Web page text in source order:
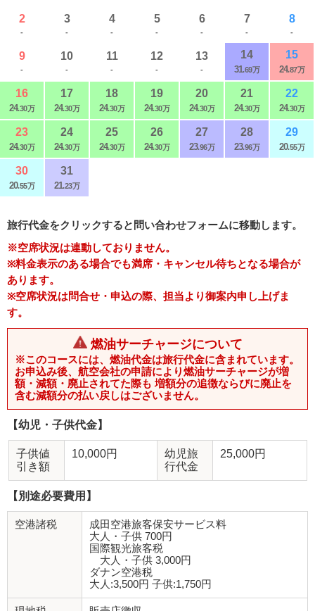
2
-
3
-
4
-
5
-
6
-
7
-
8
-
9
-
10
-
11
-
12
-
13
-
14
31.69万
15
24.87万
16
24.30万
17
24.30万
18
24.30万
19
24.30万
20
24.30万
21
24.30万
22
24.30万
23
24.30万
24
24.30万
25
24.30万
26
24.30万
27
23.96万
28
23.96万
29
20.55万
30
20.55万
31
21.23万
旅行代金をクリックすると問い合わせフォームに移動します。
※空席状況は連動しておりません。
※料金表示のある場合でも満席・キャンセル待ちとなる場合が
あります。
※空席状況は問合せ・申込の際、担当より御案内申し上げま
す。
燃油サーチャージについて
※このコースには、燃油代金は旅行代金に含まれています。
お申込み後、航空会社の申請により燃油サーチャージが増
額・減額・廃止されてた際も 増額分の追徴ならびに廃止を
含む減額分の払い戻しはございません。
【幼児・子供代金】
子供値
引き額
10,000円
幼児旅
行代金
25,000円
【別途必要費用】
空港諸税
成田空港旅客保安サービス料
大人・子供 700円
国際観光旅客税
大人・子供 3,000円
ダナン空港税
大人:3,500円 子供:1,750円